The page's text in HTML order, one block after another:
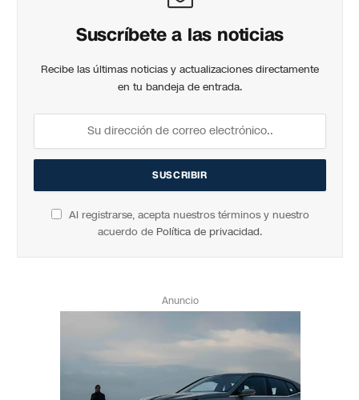
Suscríbete a las noticias
Recibe las últimas noticias y actualizaciones directamente
en tu bandeja de entrada.
Al registrarse, acepta nuestros términos y nuestro
acuerdo de Política de privacidad.
Anuncio